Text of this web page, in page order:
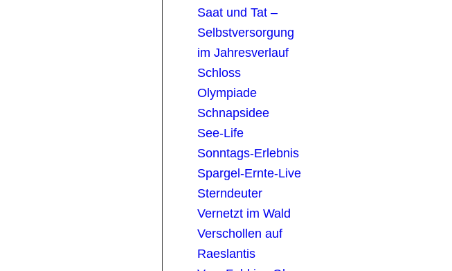
Saat und Tat –
Selbstversorgung
im Jahresverlauf
Schloss
Olympiade
Schnapsidee
See-Life
Sonntags-Erlebnis
Spargel-Ernte-Live
Sterndeuter
Vernetzt im Wald
Verschollen auf
Raeslantis